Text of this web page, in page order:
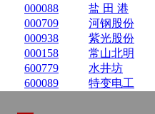
000088
盐 田 港
000709
河钢股份
000938
紫光股份
000158
常山北明
600779
水井坊
600089
特变电工